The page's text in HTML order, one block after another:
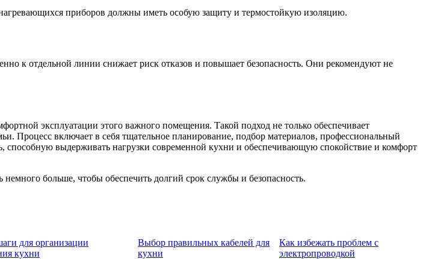
приборов должны иметь особую защиту и термостойкую изоляцию.
к отдельной линии снижает риск отказов и повышает безопасность. Они рекомендуют не
эксплуатации этого важного помещения. Такой подход не только обеспечивает
Процесс включает в себя тщательное планирование, подбор материалов, профессиональный
выдерживать нагрузки современной кухни и обеспечивающую спокойствие и комфорт
больше, чтобы обеспечить долгий срок службы и безопасность.
для организации
кухни
Выбор правильных кабелей для
кухни
Как избежать проблем с
электропроводкой